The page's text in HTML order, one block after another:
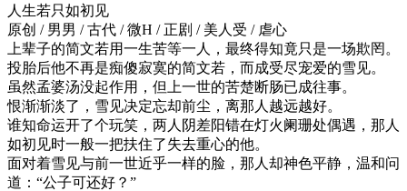
人生若只如初见
原创 / 男男 / 古代 / 微H / 正剧 / 美人受 / 虐心
上辈子的简文若用一生苦等一人，最终得知竟只是一场欺罔。
投胎后他不再是痴傻寂寞的简文若，而成受尽宠爱的雪见。
虽然孟婆汤没起作用，但上一世的苦楚断肠已成往事。
恨渐渐淡了，雪见决定忘却前尘，离那人越远越好。
谁知命运开了个玩笑，两人阴差阳错在灯火阑珊处偶遇，那人
如初见时一般一把扶住了失去重心的他。
面对着雪见与前一世近乎一样的脸，那人却神色平静，温和问
道：“公子可还好？”